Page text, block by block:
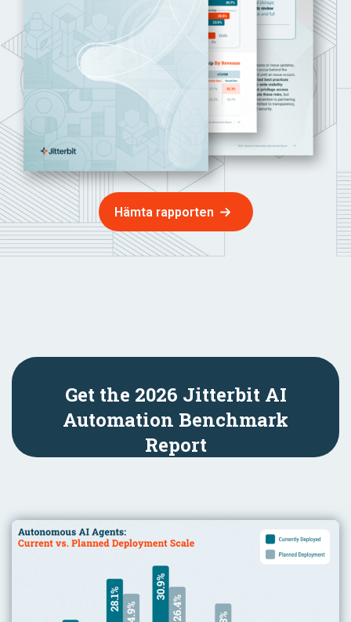
Hämta rapporten
Get the 2026 Jitterbit AI
Automation Benchmark
Report